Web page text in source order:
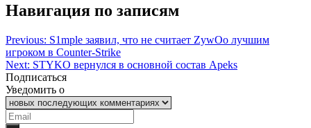
Навигация по записям
Previous: S1mple заявил, что не считает ZywOo лучшим
игроком в Counter-Strike
Next: STYKO вернулся в основной состав Apeks
Подписаться
Уведомить о